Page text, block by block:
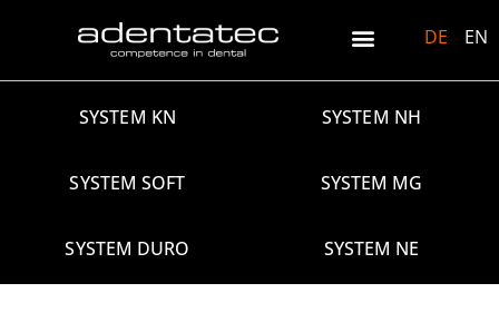
DE EN
SYSTEM KN SYSTEM NH
SYSTEM SOFT SYSTEM MG
SYSTEM DURO SYSTEM NE